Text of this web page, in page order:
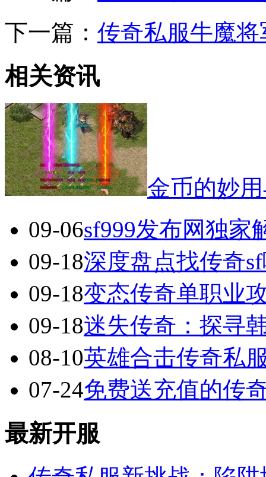
下一篇： 传奇私服牛魔
相关资讯
金币的妙
09-06sf999发布网独家
09-18深度盘点找传奇
09-18变态传奇单职业
09-18迷失传奇：探寻
08-10英雄合击传奇私
07-24免费送充值的传
最新开服